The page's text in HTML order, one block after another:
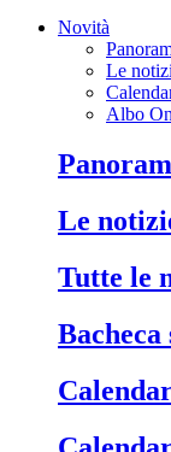
Novità
Le
Albo
le
tutte le